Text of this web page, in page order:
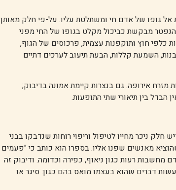
אל גופו של אדם חי ומשתלטת עליו. על-פי חלק מאותן
מבקשת כביכול מקלט בגופו של החי מפני
כלפי חוץ ותוקפנות עצמית, פרכוסים של הגוף,
השמעת קללות, הבעת תיעוב לערכים דתיים
אירופה. גם בנצרות קיימת אמונה בדיבוק;
חלק ניכר מחייו לטיפול וריפוי רוחות שנדבקו בבני
מאנשים שפנו אליו. בספרו הוא כותב כי "פעמים
רעות כגון ניאוף, כפירה וכדומה. ודיבוק זה
דברים שהוא בעצמו מואס בהם כגון: סיגר או